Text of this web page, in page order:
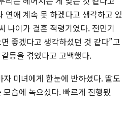
연애 계속 못 하겠다고 생각하고 있
나이가 결혼 적령기였다. 전민기
좋겠다고 생각하셨던 것 같다”고
등을 겪었다고 고백했다.
미녀에게 한눈에 반하셨다. 딸도
습에 녹으셨다. 빠르게 진행됐